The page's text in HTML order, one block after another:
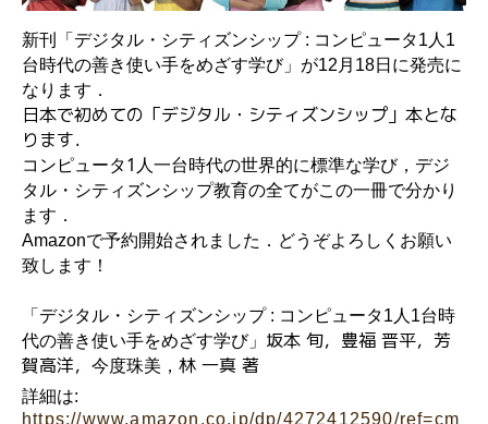
新刊「デジタル・シティズンシップ : コンピュータ1人1
台時代の善き使い手をめざす学び」が12月18日に発売に
なります．
日本で初めての「デジタル・シティズンシップ」本とな
ります．
コンピュータ1人一台時代の世界的に標準な学び，デジ
タル・シティズンシップ教育の全てがこの一冊で分かり
ます．
Amazonで予約開始されました．どうぞよろしくお願い
致します！
「デジタル・シティズンシップ : コンピュータ1人1台時
代の善き使い手をめざす学び」 坂本 旬，豊福 晋平，芳
賀高洋， 今度珠美， 林 一真 著
詳細は:
https://www.amazon.co.jp/dp/4272412590/ref=cm